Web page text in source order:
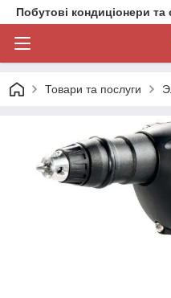
Побутові кондиціонери та
Товари та послуги